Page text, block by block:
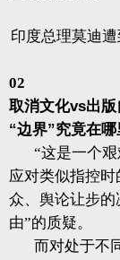
印度总理莫迪
02
取消文化vs出版
“边界”究竟在哪
“这是一个
应对类似指控
众、舆论让步的
由”的质疑。
而对处于不